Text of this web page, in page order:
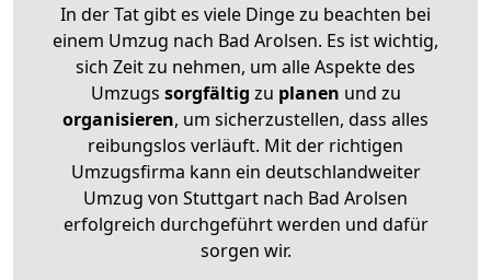
In der Tat gibt es viele Dinge zu beachten bei
einem Umzug nach Bad Arolsen. Es ist wichtig,
sich Zeit zu nehmen, um alle Aspekte des
Umzugs sorgfältig zu planen und zu
organisieren, um sicherzustellen, dass alles
reibungslos verläuft. Mit der richtigen
Umzugsfirma kann ein deutschlandweiter
Umzug von Stuttgart nach Bad Arolsen
erfolgreich durchgeführt werden und dafür
sorgen wir.